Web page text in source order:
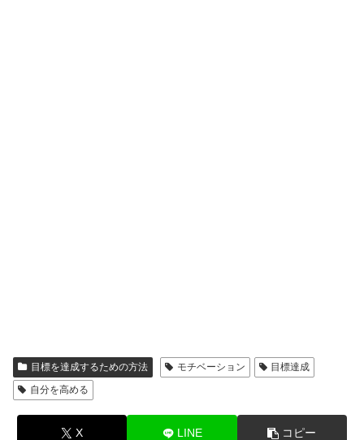
目標を達成するための方法 モチベーション
目標達成
自分を高める
X LINE コピー